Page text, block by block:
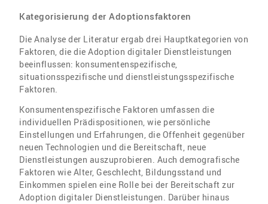
Kategorisierung der Adoptionsfaktoren
Die Analyse der Literatur ergab drei Hauptkategorien von
Faktoren, die die Adoption digitaler Dienstleistungen
beeinflussen: konsumentenspezifische,
situationsspezifische und dienstleistungsspezifische
Faktoren.
Konsumentenspezifische Faktoren umfassen die
individuellen Prädispositionen, wie persönliche
Einstellungen und Erfahrungen, die Offenheit gegenüber
neuen Technologien und die Bereitschaft, neue
Dienstleistungen auszuprobieren. Auch demografische
Faktoren wie Alter, Geschlecht, Bildungsstand und
Einkommen spielen eine Rolle bei der Bereitschaft zur
Adoption digitaler Dienstleistungen. Darüber hinaus